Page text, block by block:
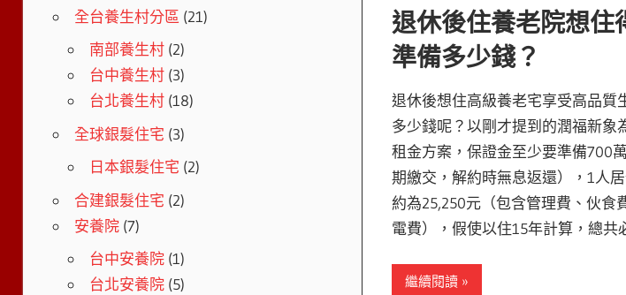
退休後住養老院想住
準備多少錢？
退休後想住高級養老宅享受高品質
多少錢呢？以剛才提到的潤福新象
租金方案，保證金至少要準備700
期繳交，解約時無息返還），1人
約為25,250元（包含管理費、伙食
電費），假使以住15年計算，總共
繼續閱讀
全台養生村分區 (21)
南部養生村(2)
台中養生村(3)
台北養生村(18)
全球銀髮住宅 (3)
日本銀髮住宅 (2)
合建銀髮住宅 (2)
安養院(7)
台中安養院(1)
台北安養院(5)